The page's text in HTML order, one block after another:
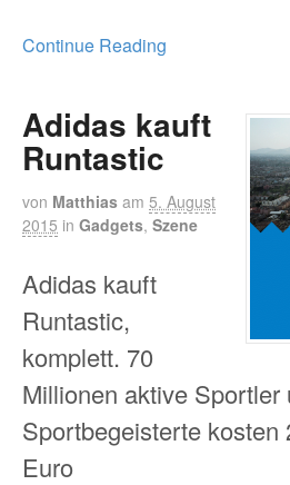
Continue Reading
Adidas kauft
Runtastic
von Matthias am 5. August
2015 in Gadgets, Szene
Adidas kauft
Runtastic,
komplett. 70
Millionen aktive Sportler
Sportbegeisterte kosten
Euro